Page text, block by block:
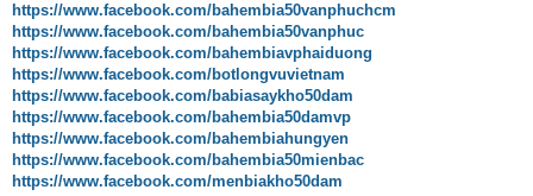
https://www.facebook.com/bahembia50vanphuchcm
https://www.facebook.com/bahembia50vanphuc
https://www.facebook.com/bahembiavphaiduong
https://www.facebook.com/botlongvuvietnam
https://www.facebook.com/babiasaykho50dam
https://www.facebook.com/bahembia50damvp
https://www.facebook.com/bahembiahungyen
https://www.facebook.com/bahembia50mienbac
https://www.facebook.com/menbiakho50dam